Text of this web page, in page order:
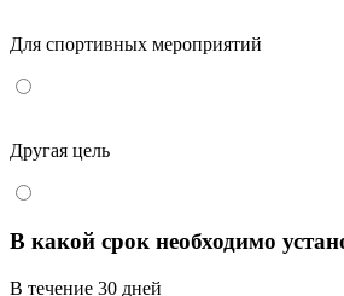
Для спортивных мероприятий
Другая цель
В какой срок необходимо
В течение 30 дней